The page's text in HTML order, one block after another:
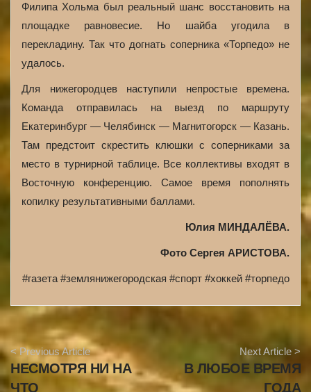
Филипа Хольма был реальный шанс восстановить на
площадке равновесие. Но шайба угодила в
перекладину. Так что догнать соперника «Торпедо» не
удалось.
Для нижегородцев наступили непростые времена.
Команда отправилась на выезд по маршруту
Екатеринбург — Челябинск — Магнитогорск — Казань.
Там предстоит скрестить клюшки с соперниками за
место в турнирной таблице. Все коллективы входят в
Восточную конференцию. Самое время пополнять
копилку результативными баллами.
Юлия МИНДАЛЁВА.
Фото Сергея АРИСТОВА.
#газета #землянижегородская #спорт #хоккей #торпедо
r
i
< Previous Article
НЕСМОТРЯ НИ НА
ЧТО
Next Article >
В ЛЮБОЕ ВРЕМЯ
ГОДА